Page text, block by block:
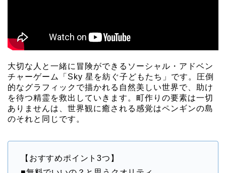
大切な人と一緒に冒険ができるソーシャル・アドベン
チャーゲーム「Sky 星を紡ぐ子どもたち」です。圧倒
的なグラフィックで描かれる自然美しい世界で、助け
を待つ精霊を救出していきます。町作りの要素は一切
ありませんは、世界観に癒される感覚はペンギンの島
のそれと同じです。
【おすすめポイント3つ】